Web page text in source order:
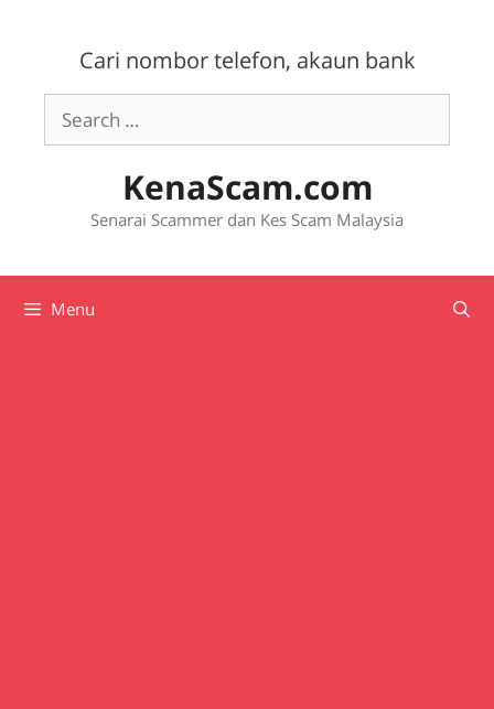
Cari nombor telefon, akaun bank
Search
for:
KenaScam.com
Senarai Scammer dan Kes Scam Malaysia
Menu